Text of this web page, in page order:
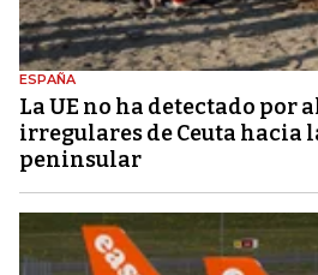
ESPAÑA
La UE no ha detectado por
irregulares de Ceuta hacia
peninsular